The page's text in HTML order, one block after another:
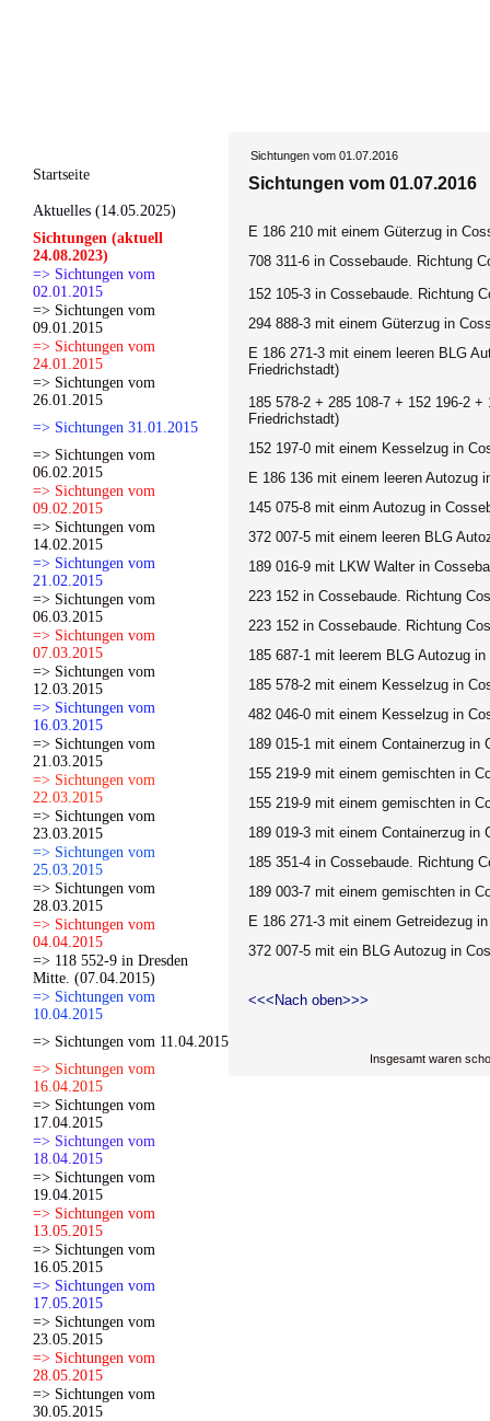
Startseite
Aktuelles (14.05.2025)
Sichtungen (aktuell
24.08.2023)
=> Sichtungen vom
02.01.2015
=> Sichtungen vom
09.01.2015
=> Sichtungen vom
24.01.2015
=> Sichtungen vom
26.01.2015
=> Sichtungen 31.01.2015
=> Sichtungen vom
06.02.2015
=> Sichtungen vom
09.02.2015
=> Sichtungen vom
14.02.2015
=> Sichtungen vom
21.02.2015
=> Sichtungen vom
06.03.2015
=> Sichtungen vom
07.03.2015
=> Sichtungen vom
12.03.2015
=> Sichtungen vom
16.03.2015
=> Sichtungen vom
21.03.2015
=> Sichtungen vom
22.03.2015
=> Sichtungen vom
23.03.2015
=> Sichtungen vom
25.03.2015
=> Sichtungen vom
28.03.2015
=> Sichtungen vom
04.04.2015
=> 118 552-9 in Dresden
Mitte. (07.04.2015)
=> Sichtungen vom
10.04.2015
=> Sichtungen vom 11.04.2015
=> Sichtungen vom
16.04.2015
=> Sichtungen vom
17.04.2015
=> Sichtungen vom
18.04.2015
=> Sichtungen vom
19.04.2015
=> Sichtungen vom
13.05.2015
=> Sichtungen vom
16.05.2015
=> Sichtungen vom
17.05.2015
=> Sichtungen vom
23.05.2015
=> Sichtungen vom
28.05.2015
=> Sichtungen vom
30.05.2015
Sichtungen vom 01.07.2016
Sichtungen vom 01.07.2016
E 186 210 mit einem Güterzug in
708 311-6 in Cossebaude. Richtung
152 105-3 in Cossebaude. Richtung
294 888-3 mit einem Güterzug in
E 186 271-3 mit einem leeren BLG
Friedrichstadt)
185 578-2 + 285 108-7 + 152 196-2
Friedrichstadt)
152 197-0 mit einem Kesselzug in
E 186 136 mit einem leeren Autozug
145 075-8 mit einm Autozug in
372 007-5 mit einem leeren BLG
189 016-9 mit LKW Walter in
223 152 in Cossebaude. Richtung
223 152 in Cossebaude. Richtung
185 687-1 mit leerem BLG Autozug in
185 578-2 mit einem Kesselzug in
482 046-0 mit einem Kesselzug in
189 015-1 mit einem Containerzug in
155 219-9 mit einem gemischten in
155 219-9 mit einem gemischten in
189 019-3 mit einem Containerzug in
185 351-4 in Cossebaude. Richtung
189 003-7 mit einem gemischten in
E 186 271-3 mit einem Getreidezug
372 007-5 mit ein BLG Autozug in
<<<Nach oben>>>
Insgesamt waren